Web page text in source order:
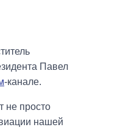
Павел
-канале.
не просто
нашей